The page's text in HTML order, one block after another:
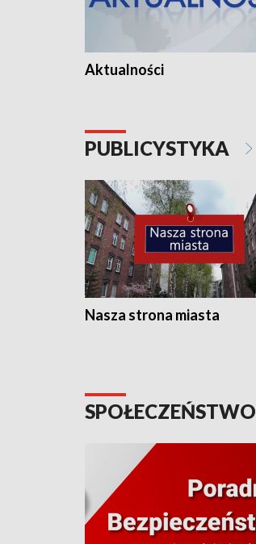
Aktualności
PUBLICYSTYKA
Nasza strona miasta
SPOŁECZEŃSTWO